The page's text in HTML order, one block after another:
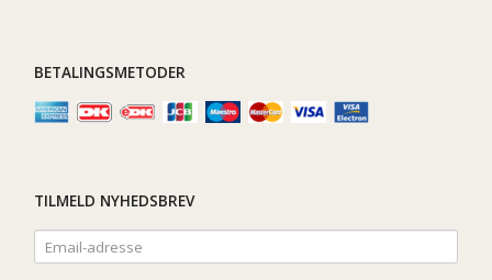
BETALINGSMETODER
TILMELD NYHEDSBREV
Email-
adresse